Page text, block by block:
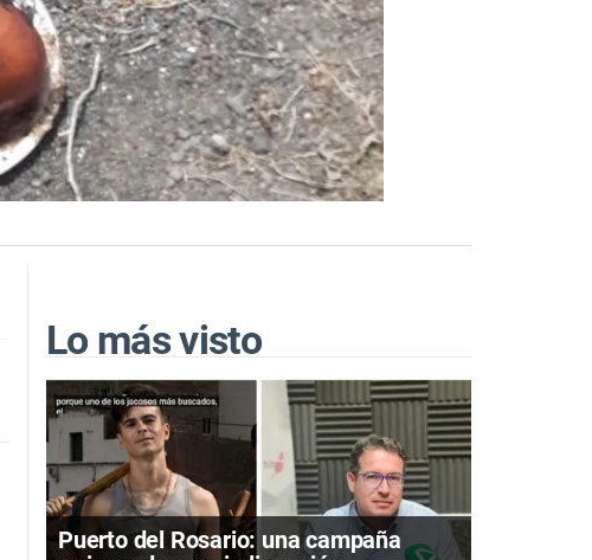
Lo más visto
Puerto del Rosario: una campaña